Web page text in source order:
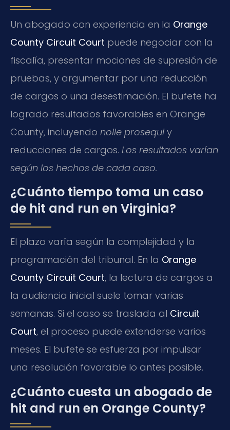
Un abogado con experiencia en la Orange
County Circuit Court puede negociar con la
fiscalía, presentar mociones de supresión de
pruebas, y argumentar por una reducción
de cargos o una desestimación. El bufete ha
logrado resultados favorables en Orange
County, incluyendo nolle prosequiy
reducciones de cargos. Los resultados varían
según los hechos de cada caso.
¿Cuánto tiempo toma un caso
de hit and run en Virginia?
El plazo varía según la complejidad y la
programación del tribunal. En la Orange
County Circuit Court, la lectura de cargos a
la audiencia inicial suele tomar varias
semanas. Si el caso se traslada al Circuit
Court, el proceso puede extenderse varios
meses. El bufete se esfuerza por impulsar
una resolución favorable lo antes posible.
¿Cuánto cuesta un abogado de
hit and run en Orange County?